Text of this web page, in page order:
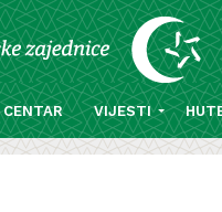
VIJESTI